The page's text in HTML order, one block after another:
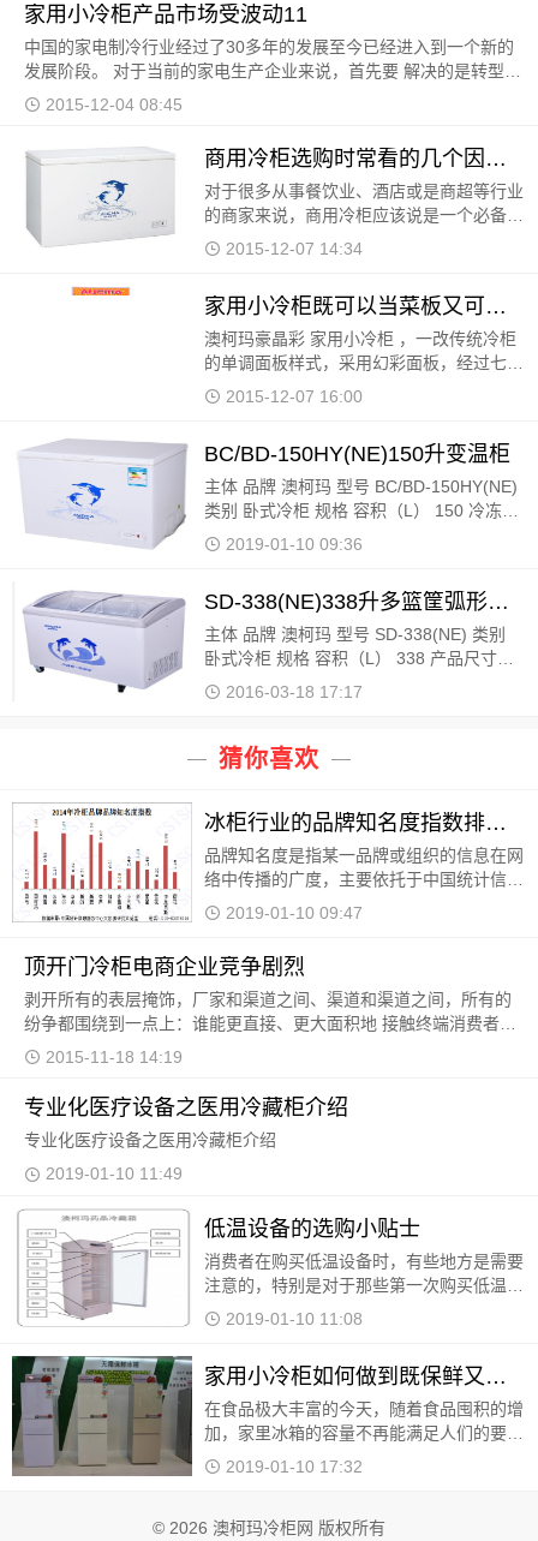
家用小冷柜产品市场受波动11
中国的家电制冷行业经过了30多年的发展至今已经进入到一个新的
发展阶段。 对于当前的家电生产企业来说，首先要 解决的是转型的
阵痛和挑战，无论是针对家用小冷柜产品还是家用冰
2015-12-04 08:45
商用冷柜选购时常看的几个因素11
对于很多从事餐饮业、酒店或是商超等行业
的商家来说，商用冷柜应该说是一个必备的
投入。不 同于其他经营设备，冷柜的选择
2015-12-07 14:34
家用小冷柜既可以当菜板又可做画板？11
澳柯玛豪晶彩 家用小冷柜 ，一改传统冷柜
的单调面板样式，采用幻彩面板，经过七道
工序精雕细琢，3D立体工艺，优雅尽显。
2015-12-07 16:00
BC/BD-150HY(NE)150升变温柜
主体 品牌 澳柯玛 型号 BC/BD-150HY(NE)
类别 卧式冷柜 规格 容积（L） 150 冷冻能
力（L） 17 能效等级 一级能效 产品尺寸
2019-01-10 09:36
SD-338(NE)338升多篮筐弧形玻璃门冷柜
主体 品牌 澳柯玛 型号 SD-338(NE) 类别
卧式冷柜 规格 容积（L） 338 产品尺寸
（mm） 1224*654*815 产品净重（kg）
架时
2016-03-18 17:17
猜你喜欢
冰柜行业的品牌知名度指数排行榜（2014）
品牌知名度是指某一品牌或组织的信息在网
络中传播的广度，主要依托于中国统计信息
服务中心大数据监测平台和搜索引擎的搜索
2019-01-10 09:47
顶开门冷柜电商企业竞争剧烈
剥开所有的表层掩饰，厂家和渠道之间、渠道和渠道之间，所有的
纷争都围绕到一点上：谁能更直接、更大面积地 接触终端消费者，
谁就拥有商业利益链上的制高点。
2015-11-18 14:19
专业化医疗设备之医用冷藏柜介绍
专业化医疗设备之医用冷藏柜介绍
2019-01-10 11:49
低温设备的选购小贴士
消费者在购买低温设备时，有些地方是需要
注意的，特别是对于那些第一次购买低温设
备的消费者，尤其需要了解一些。例如，购
买低温设备时，需要先仔细看一下他的说明
2019-01-10 11:08
家用小冷柜如何做到既保鲜又省电
在食品极大丰富的今天，随着食品囤积的增
加，家里冰箱的容量不再能满足人们的要
求。对于精打细算的家庭主妇们和在外居住
的年轻人们来说，电器的耗电量是十分让人
2019-01-10 17:32
© 2026 澳柯玛冷柜网 版权所有